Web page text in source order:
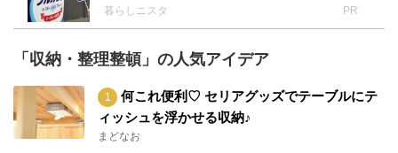
暮らしニスタ PR
「収納・整理整頓」の人気アイデア
何これ便利♡ セリアグッズでテーブルにテ
ィッシュを浮かせる収納♪
まどなお